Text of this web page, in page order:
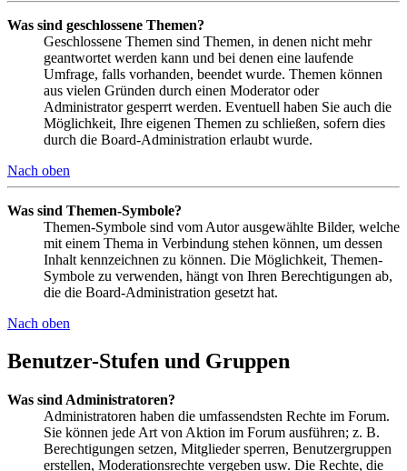
Was sind geschlossene Themen?
Geschlossene Themen sind Themen, in denen nicht mehr
geantwortet werden kann und bei denen eine laufende
Umfrage, falls vorhanden, beendet wurde. Themen können
aus vielen Gründen durch einen Moderator oder
Administrator gesperrt werden. Eventuell haben Sie auch die
Möglichkeit, Ihre eigenen Themen zu schließen, sofern dies
durch die Board-Administration erlaubt wurde.
Nach oben
Was sind Themen-Symbole?
Themen-Symbole sind vom Autor ausgewählte Bilder, welche
mit einem Thema in Verbindung stehen können, um dessen
Inhalt kennzeichnen zu können. Die Möglichkeit, Themen-
Symbole zu verwenden, hängt von Ihren Berechtigungen ab,
die die Board-Administration gesetzt hat.
Nach oben
Benutzer-Stufen und Gruppen
Was sind Administratoren?
Administratoren haben die umfassendsten Rechte im Forum.
Sie können jede Art von Aktion im Forum ausführen; z. B.
Berechtigungen setzen, Mitglieder sperren, Benutzergruppen
erstellen, Moderationsrechte vergeben usw. Die Rechte, die